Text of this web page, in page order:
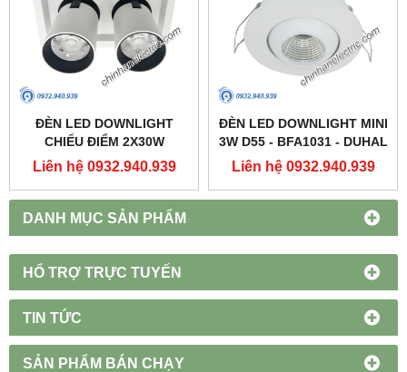
DANH MỤC SẢN PHẨM
HỔ TRỢ TRỰC TUYẾN
TIN TỨC
SẢN PHẨM BÁN CHẠY
ĐÈN LED DOWNLIGHT
CHIẾU ĐIỂM 2X30W
250X137 - DFC2302 -
Liên hệ 0932.940.939
ĐÈN LED DOWNLIGHT MINI
3W D55 - BFA1031 - DUHAL
Liên hệ 0932.940.939